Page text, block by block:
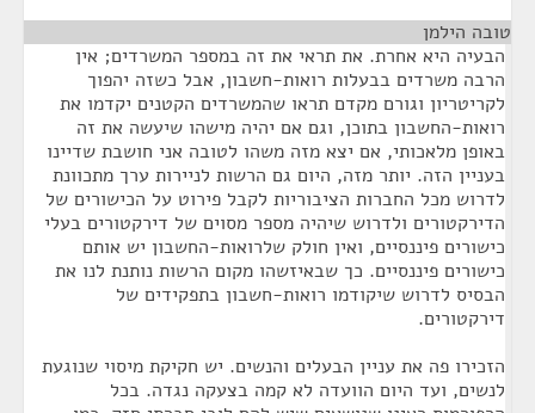
טובה הילמן
הבעיה היא אחרת. את תראי את זה במספר המשרדים; אין
הרבה משרדים בבעלות רואות-חשבון, אבל כשזה יהפוך
לקריטריון וגורם מקדם תראו שהמשרדים הקטנים יקדמו את
רואות-החשבון בתוכן, וגם אם יהיה מישהו שיעשה את זה
באופן מלאכותי, אם יצא מזה משהו לטובה אני חושבת שדיינו
בעניין הזה. יותר מזה, היום גם הרשות לניירות ערך מתכוונת
לדרוש מכל החברות הציבוריות לקבל פירוט על הכישורים של
הדירקטורים ולדרוש שיהיה מספר מסוים של דירקטורים בעלי
כישורים פיננסיים, ואין חולק שלרואות-החשבון יש אותם
כישורים פיננסיים. כך שבאיזשהו מקום הרשות נותנת לנו את
הבסיס לדרוש שיקודמו רואות-חשבון בתפקידים של
דירקטורים.
הזכירו פה את עניין הבעלים והנשים. יש חקיקת מיסוי שנוגעת
לנשים, ועד היום הוועדה לא קמה בצעקה נגדה. בכל